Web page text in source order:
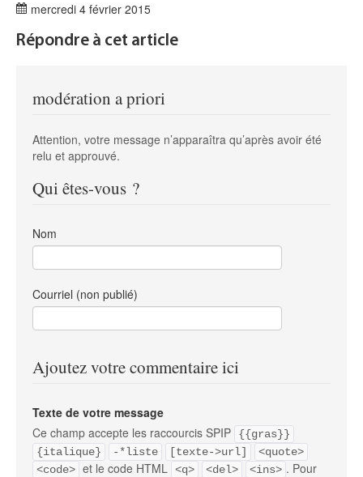
mercredi 4 février 2015
Répondre à cet article
modération a priori
Attention, votre message n’apparaîtra qu’après avoir été
relu et approuvé.
Qui êtes-vous ?
Nom
Courriel (non publié)
Ajoutez votre commentaire ici
Texte de votre message
Ce champ accepte les raccourcis SPIP
{{gras}}
{italique}
-*liste [texte->url]
<quote>
<code> et le code HTML <q> <del> <ins> . Pour